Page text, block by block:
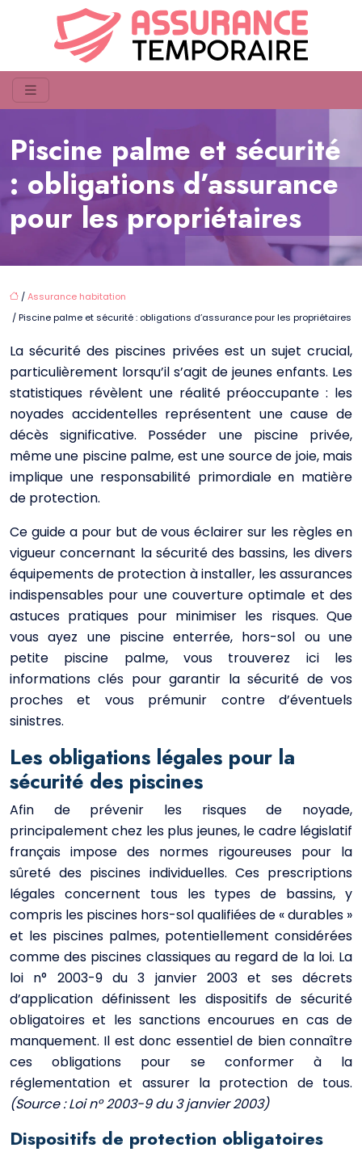
Piscine palme et sécurité
: obligations d’assurance
pour les propriétaires
/Assurance habitation
/ Piscine palme et sécurité : obligations d’assurance pour les propriétaires
La sécurité des piscines privées est un sujet crucial,
particulièrement lorsqu’il s’agit de jeunes enfants. Les
statistiques révèlent une réalité préoccupante : les
noyades accidentelles représentent une cause de
décès significative. Posséder une piscine privée,
même une piscine palme, est une source de joie, mais
implique une responsabilité primordiale en matière
de protection.
Ce guide a pour but de vous éclairer sur les règles en
vigueur concernant la sécurité des bassins, les divers
équipements de protection à installer, les assurances
indispensables pour une couverture optimale et des
astuces pratiques pour minimiser les risques. Que
vous ayez une piscine enterrée, hors-sol ou une
petite piscine palme, vous trouverez ici les
informations clés pour garantir la sécurité de vos
proches et vous prémunir contre d’éventuels
sinistres.
Les obligations légales pour la
sécurité des piscines
Afin de prévenir les risques de noyade,
principalement chez les plus jeunes, le cadre législatif
français impose des normes rigoureuses pour la
sûreté des piscines individuelles. Ces prescriptions
légales concernent tous les types de bassins, y
compris les piscines hors-sol qualifiées de « durables »
et les piscines palmes, potentiellement considérées
comme des piscines classiques au regard de la loi. La
loi n° 2003-9 du 3 janvier 2003 et ses décrets
d’application définissent les dispositifs de sécurité
obligatoires et les sanctions encourues en cas de
manquement. Il est donc essentiel de bien connaître
ces obligations pour se conformer à la
réglementation et assurer la protection de tous.
(Source : Loi n° 2003-9 du 3 janvier 2003)
Dispositifs de protection obligatoires